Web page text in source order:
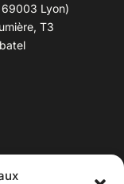
Lyon)
T3